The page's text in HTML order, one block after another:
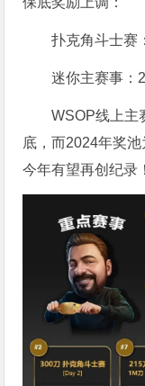
扑克角斗士赛
迷你主赛事：
WSOP线上主
底，而2024年奖池
今年有望再创纪录！